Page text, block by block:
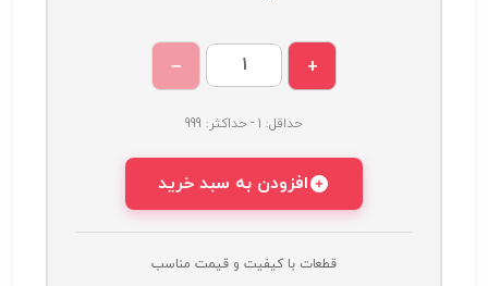
+
−
حداقل: 1 - حداکثر: 999
افزودن به سبد خرید
قطعات با کیفیت و قیمت مناسب